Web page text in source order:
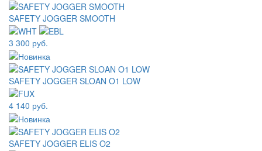
SAFETY JOGGER SMOOTH
3 300 руб.
SAFETY JOGGER SLOAN O1 LOW
4 140 руб.
SAFETY JOGGER ELIS O2